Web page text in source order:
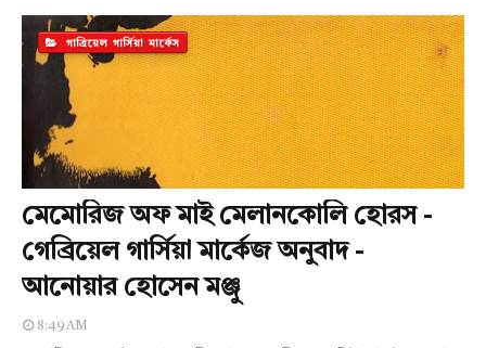
গাব্রিয়েল গার্সিয়া মার্কেস
মেমোরিজ অফ মাই মেলানকোলি হোরস -
গেব্রিয়েল গার্সিয়া মার্কেজ অনুবাদ -
আনোয়ার হোসেন মঞ্জু
8:49 AM